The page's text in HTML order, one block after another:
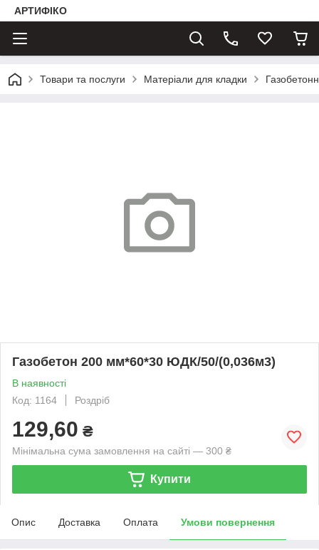
АРТИФІКО
Товари та послуги Матеріали для кладки
Газобетон 200 мм*60*30 ЮДК/50/(0,036м3)
В наявності
Код: 1164
Роздріб
129,60 ₴
Мінімальна сума замовлення на сайті — 300 ₴
Купити
Опис Доставка Оплата Умови повернення